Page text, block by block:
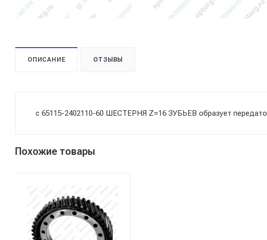
ОПИСАНИЕ ОТЗЫВЫ
с 65115-2402110-60 ШЕСТЕРНЯ Z=16 ЗУБЬЕВ образует
Похожие товары